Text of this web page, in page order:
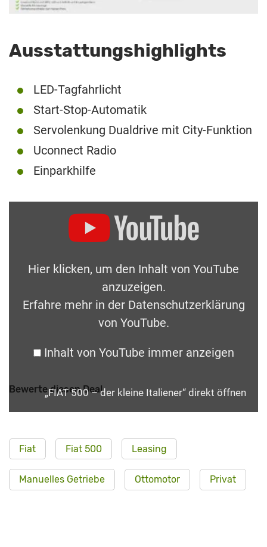
Ausstattungshighlights
LED-Tagfahrlicht
Start-Stop-Automatik
Servolenkung Dualdrive mit City-Funktion
Uconnect Radio
Einparkhilfe
Hier klicken, um den Inhalt von YouTube
anzuzeigen.
Erfahre mehr in der Datenschutzerklärung
von YouTube.
Inhalt von YouTube immer anzeigen
„FIAT 500 – der kleine Italiener“ direkt öffnen
Bewerte diesen Deal
Fiat Fiat 500 Leasing
Manuelles Getriebe Ottomotor Privat